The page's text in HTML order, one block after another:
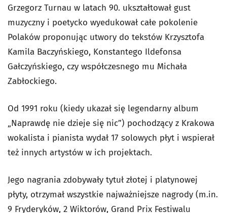
Grzegorz Turnau w latach 90. ukształtował gust
muzyczny i poetycko wyedukował całe pokolenie
Polaków proponując utwory do tekstów Krzysztofa
Kamila Baczyńskiego, Konstantego Ildefonsa
Gałczyńskiego, czy współczesnego mu Michała
Zabłockiego.
Od 1991 roku (kiedy ukazał się legendarny album
„Naprawdę nie dzieje się nic”) pochodzący z Krakowa
wokalista i pianista wydał 17 solowych płyt i wspierał
też innych artystów w ich projektach.
Jego nagrania zdobywały tytuł złotej i platynowej
płyty, otrzymał wszystkie najważniejsze nagrody (m.in.
9 Fryderyków, 2 Wiktorów, Grand Prix Festiwalu